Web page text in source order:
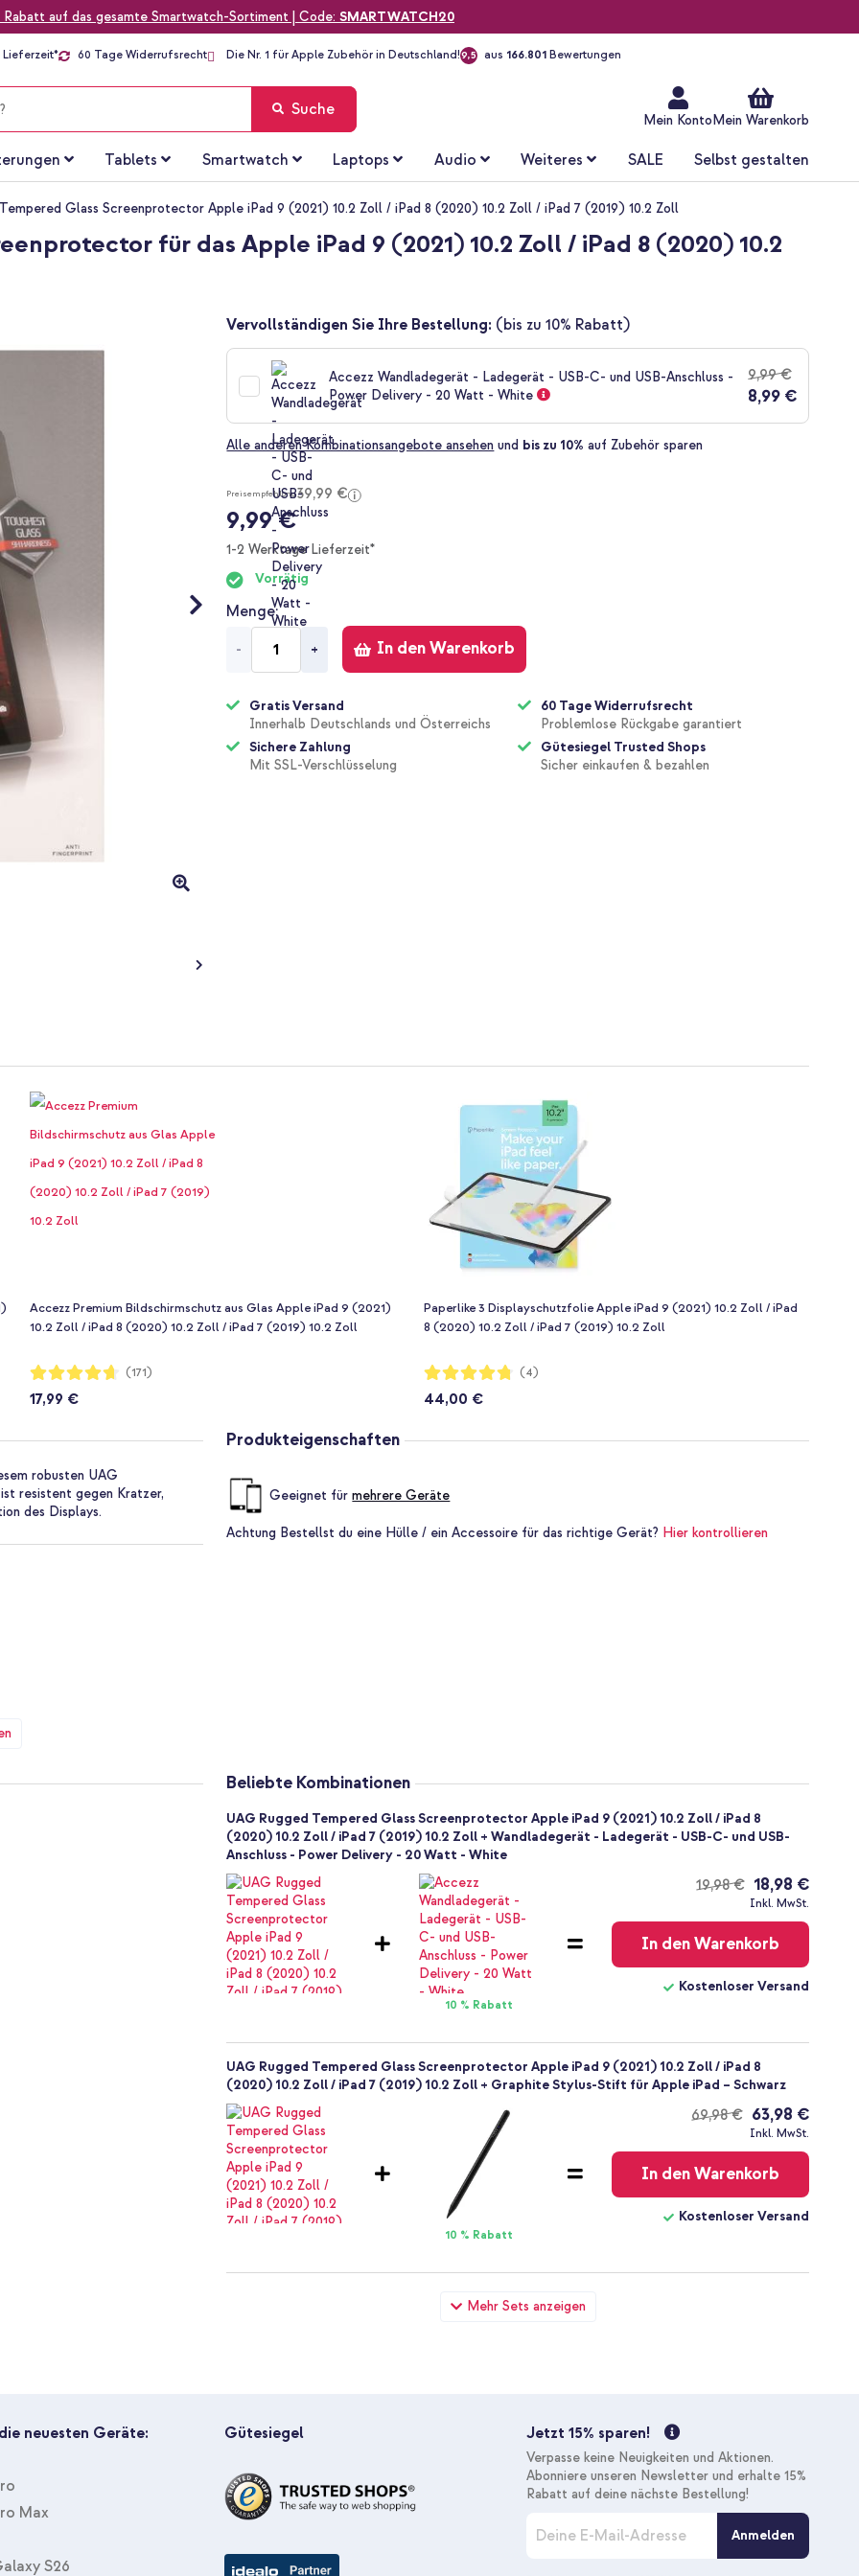
Rabatt auf das gesamte Smartwatch-Sortiment | Code: SMARTWATCH20
Lieferzeit* 60 Tage Widerrufsrecht Die Nr. 1 für Apple Zubehör in Deutschland!9,5 aus 166.801 Bewertungen
Mein Konto Mein Warenkorb
Suche
Tablets Smartwatch Laptops Audio Weiteres SALE Selbst gestalten
Glass Screenprotector Apple iPad 9 (2021) 10.2 Zoll / iPad 8 (2020) 10.2 Zoll / iPad 7 (2019) 10.2 Zoll
für das Apple iPad 9 (2021) 10.2 Zoll / iPad 8 (2020) 10.2
Vervollständigen Sie Ihre Bestellung: (bis zu 10% Rabatt)
Accezz Wandladegerät - Ladegerät - USB-C- und USB-Anschluss -
Power Delivery - 20 Watt - White
9,99 €
8,99 €
Alle anderen Kombinationsangebote ansehen und bis zu 10% auf Zubehör sparen
Preisempfehlung39,99 €
9,99 €
1-2 Werktage Lieferzeit*
Vorrätig
Menge
- + In den Warenkorb
Gratis Versand
Innerhalb Deutschlands und Österreichs
Sichere Zahlung
Mit SSL-Verschlüsselung
60 Tage Widerrufsrecht
Problemlose Rückgabe garantiert
Gütesiegel Trusted Shops
Sicher einkaufen & bezahlen
Accezz Premium Bildschirmschutz aus Glas Apple iPad 9 (2021)
10.2 Zoll / iPad 8 (2020) 10.2 Zoll / iPad 7 (2019) 10.2 Zoll
Bewertung:
93%
(171)
17,99 €
Paperlike 3 Displayschutzfolie Apple iPad 9 (2021) 10.2 Zoll / iPad
8 (2020) 10.2 Zoll / iPad 7 (2019) 10.2 Zoll
Bewertung:
95%
(4)
44,00 €
robusten UAG
resistent gegen Kratzer,
des Displays.
Produkteigenschaften
Geeignet fürmehrere Geräte
Achtung Bestellst du eine Hülle / ein Accessoire für das richtige Gerät? Hier kontrollieren
Beliebte Kombinationen
Mehr Sets anzeigen
UAG Rugged Tempered Glass Screenprotector Apple iPad 9 (2021) 10.2 Zoll / iPad 8
(2020) 10.2 Zoll / iPad 7 (2019) 10.2 Zoll + Wandladegerät - Ladegerät - USB-C- und USB-
Anschluss - Power Delivery - 20 Watt - White
10 % Rabatt
19,98 €
Kostenloser
18,98 €
Inkl. MwSt.
In den Warenkorb
Kostenloser Versand
UAG Rugged Tempered Glass Screenprotector Apple iPad 9 (2021) 10.2 Zoll / iPad 8
(2020) 10.2 Zoll / iPad 7 (2019) 10.2 Zoll + Graphite Stylus-Stift für Apple iPad – Schwarz
10 % Rabatt
69,98 €
Kostenloser
63,98 €
Inkl. MwSt.
In den Warenkorb
Kostenloser Versand
UAG Rugged Tempered Glass Screenprotector Apple iPad 9 (2021) 10.2 Zoll / iPad 8
(2020) 10.2 Zoll / iPad 7 (2019) 10.2 Zoll + USB-C zu Lightning-Kabel - Refurbished - 1 Meter
In den Warenkorb
Kostenloser Versand
UAG Rugged Tempered Glass Screenprotector Apple iPad 9 (2021) 10.2 Zoll / iPad 8
(2020) 10.2 Zoll / iPad 7 (2019) 10.2 Zoll + Luxuriöser Autositz-Organizer - Tablethalter
neuesten Geräte:
Max
S26
Gütesiegel Jetzt 15% sparen!
Verpasse keine Neuigkeiten und Aktionen.
Abonniere unseren Newsletter und erhalte 15%
Rabatt auf deine nächste Bestellung!
Anmelden